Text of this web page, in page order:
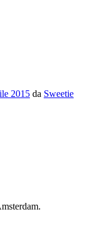
2015 da Sweetie